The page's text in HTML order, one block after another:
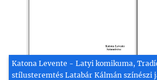
Katona Levente - Latyi komikuma,
stílusteremtés Latabár Kálmán színészi